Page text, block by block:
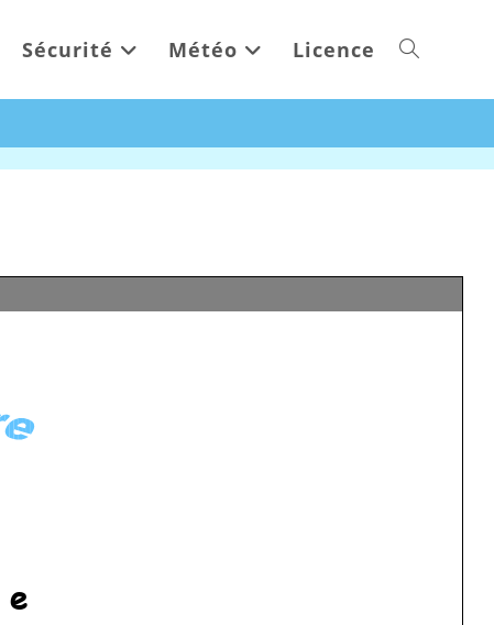
Sécurité Météo Licence Toggle
website